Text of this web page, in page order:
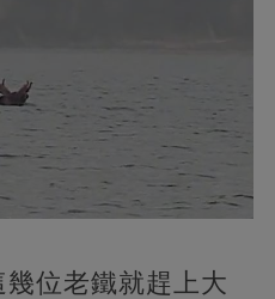
位老鐵就趕上大